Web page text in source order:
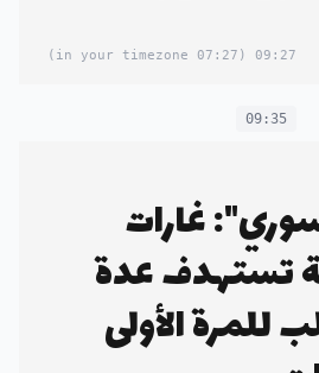
09:27
(07:27 in your timezone)
09:35
غارات
تستهدف عدة
للمرة الأولى